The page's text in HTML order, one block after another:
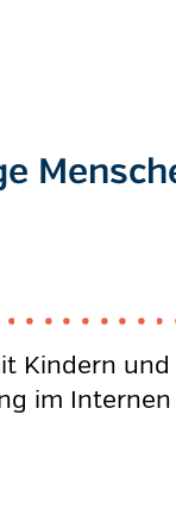
im